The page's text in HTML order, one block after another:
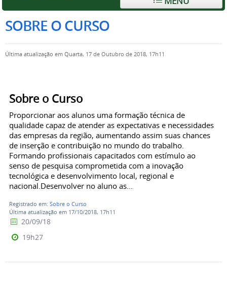
SOBRE O CURSO
Última atualização em Quarta, 17 de Outubro de 2018, 17h11
Sobre o Curso
Proporcionar aos alunos uma formação técnica de
qualidade capaz de atender as expectativas e necessidades
das empresas da região, aumentando assim suas chances
de inserção e contribuição no mundo do trabalho.
Formando profissionais capacitados com estímulo ao
senso de pesquisa comprometida com a inovação
tecnológica e desenvolvimento local, regional e
nacional.Desenvolver no aluno as...
Registrado em: Sobre o Curso
Última atualização em 17/10/2018, 17h11
20/09/18
19h27